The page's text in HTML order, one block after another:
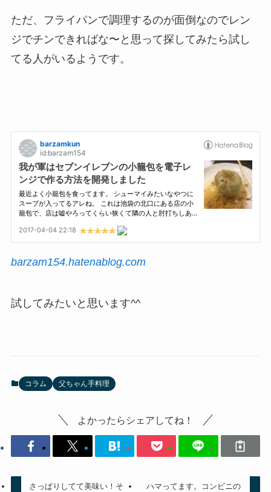
ただ、フライパンで調理するのが面倒なのでレン
ジでチンできればな〜と思って探してみたら試し
てる人がいるようです。
barzam154.hatenablog.com
試してみたいと思います^^
コラム 父ちゃん手料理
よかったらシェアしてね！
さっぱりしてて美味い！そ
ハマってます。コンビニの